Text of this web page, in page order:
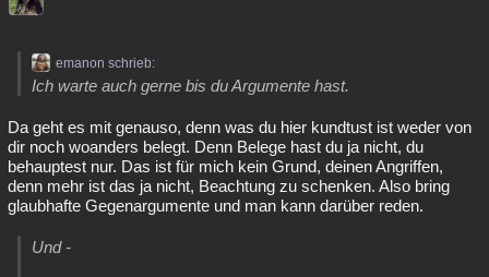
emanon schrieb:
Ich warte auch gerne bis du Argumente hast.
Da geht es mit genauso, denn was du hier kundtust ist weder von
dir noch woanders belegt. Denn Belege hast du ja nicht, du
behauptest nur. Das ist für mich kein Grund, deinen Angriffen,
denn mehr ist das ja nicht, Beachtung zu schenken. Also bring
glaubhafte Gegenargumente und man kann darüber reden.
Und -